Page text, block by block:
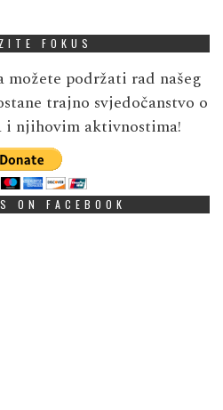
FOKUS
možete podržati rad našeg
trajno svjedočanstvo o
i njihovim aktivnostima!
ON FACEBOOK